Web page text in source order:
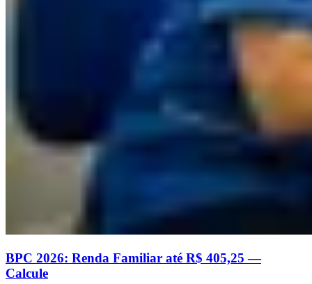
BPC 2026: Renda Familiar até R$ 405,25 —
Calcule